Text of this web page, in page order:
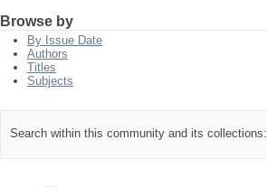
Browse by
By Issue Date
Authors
Titles
Subjects
Search within this community and its collections: